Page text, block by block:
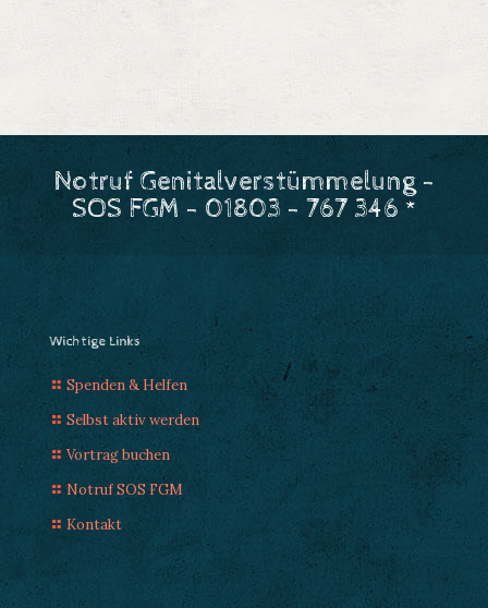
Notruf Genitalverstümmelung -
SOS FGM - 01803 - 767 346 *
Wichtige Links
Spenden & Helfen
Selbst aktiv werden
Vortrag buchen
Notruf SOS FGM
Kontakt